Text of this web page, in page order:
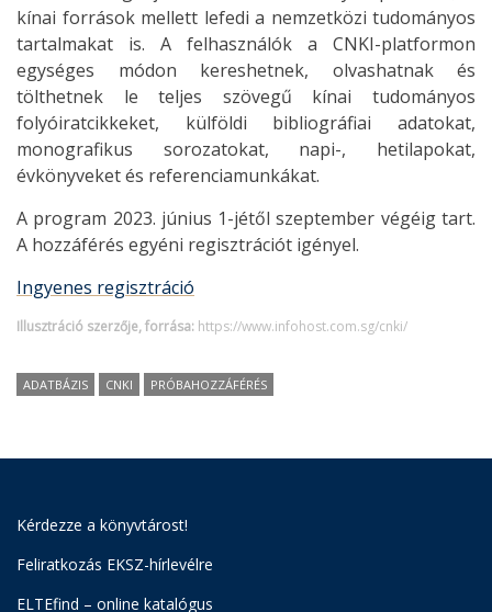
kínai források mellett lefedi a nemzetközi tudományos
tartalmakat is. A felhasználók a CNKI-platformon
egységes módon kereshetnek, olvashatnak és
tölthetnek le teljes szövegű kínai tudományos
folyóiratcikkeket, külföldi bibliográfiai adatokat,
monografikus sorozatokat, napi-, hetilapokat,
évkönyveket és referenciamunkákat.
A program 2023. június 1-jétől szeptember végéig tart.
A hozzáférés egyéni regisztrációt igényel.
Ingyenes regisztráció
Illusztráció szerzője, forrása: https://www.infohost.com.sg/cnki/
ADATBÁZIS CNKI PRÓBAHOZZÁFÉRÉS
Kérdezze a könyvtárost!
Feliratkozás EKSZ-hírlevélre
ELTEfind – online katalógus